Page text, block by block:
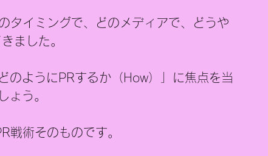
タイミングで、どのメディアで、どうや
ました。
のようにPRするか（How）」に焦点を当
ょう。
戦術そのものです。